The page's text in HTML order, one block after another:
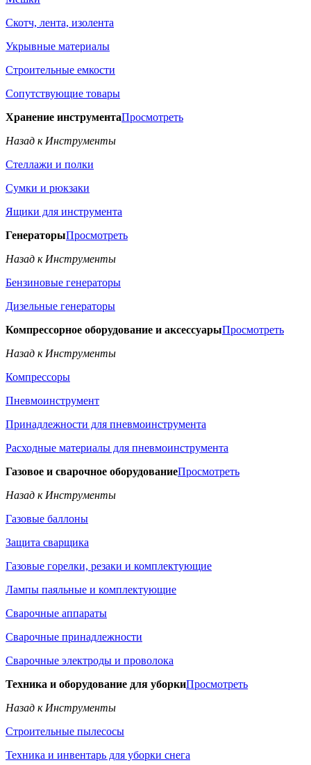
Скотч, лента, изолента
Укрывные материалы
Строительные емкости
Сопутствующие товары
Хранение инструментаПросмотреть
Назад к Инструменты
Стеллажи и полки
Сумки и рюкзаки
Ящики для инструмента
ГенераторыПросмотреть
Назад к Инструменты
Бензиновые генераторы
Дизельные генераторы
Компрессорное оборудование и аксессуарыПросмотреть
Назад к Инструменты
Компрессоры
Пневмоинструмент
Принадлежности для пневмоинструмента
Расходные материалы для пневмоинструмента
Газовое и сварочное оборудованиеПросмотреть
Назад к Инструменты
Газовые баллоны
Защита сварщика
Газовые горелки, резаки и комплектующие
Лампы паяльные и комплектующие
Сварочные аппараты
Сварочные принадлежности
Сварочные электроды и проволока
Техника и оборудование для уборкиПросмотреть
Назад к Инструменты
Строительные пылесосы
Техника и инвентарь для уборки снега